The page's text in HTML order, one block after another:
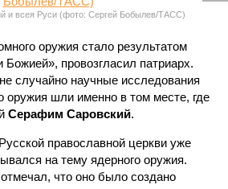
и всея Руси (фото: Сергей Бобылев/ТАСС)
оружия стало результатом
Божией», провозгласил патриарх.
случайно научные исследования
оружия шли именно в том месте, где
Серафим Саровский.
православной церкви уже
на тему ядерного оружия.
что оно было создано